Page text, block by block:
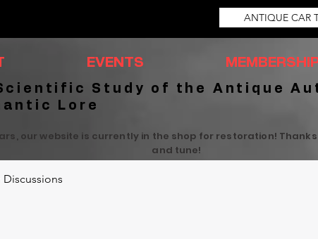
ANTIQUE CAR
EVENTS
Study of the Antique
Lore
our website is currently in the shop for restoration!
and tune!
Discussions